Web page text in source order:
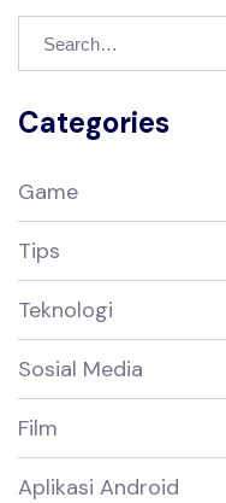
Categories
Game
Tips
Teknologi
Sosial Media
Film
Aplikasi Android